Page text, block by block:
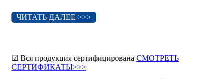
ЧИТАТЬ ДАЛЕЕ >>>
☑ Вся продукция сертифицирована СМОТРЕТЬ
СЕРТИФИКАТЫ>>>